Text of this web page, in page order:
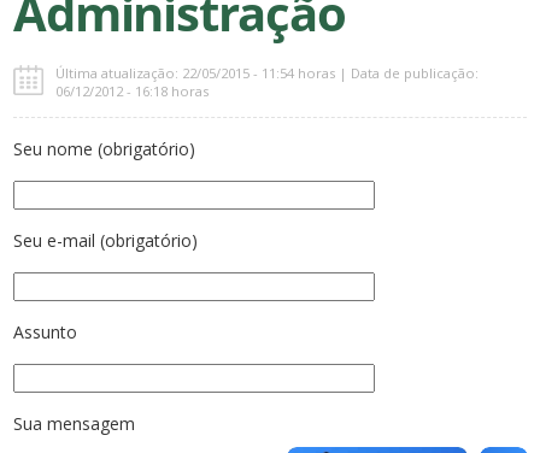
Última atualização: 22/05/2015 - 11:54 horas | Data de publicação:
06/12/2012 - 16:18 horas
Seu nome (obrigatório)
Seu e-mail (obrigatório)
Assunto
Sua mensagem